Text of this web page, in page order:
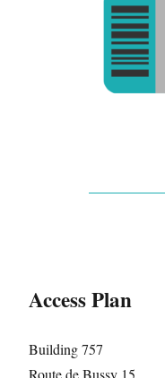
Access Plan
Building 757
Route de Bussy 15